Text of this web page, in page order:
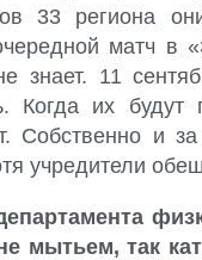
33 региона
матч в
знает. 11
Когда их будут
Собственно и
учредители
мытьем, так